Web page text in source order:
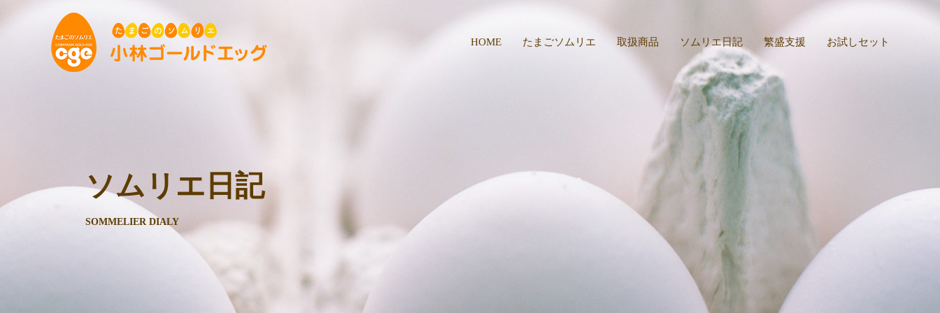
HOME たまごソムリエ 取扱商品 ソムリエ日記 繁盛支援 お試しセット
ソムリエ日記
SOMMELIER DIALY